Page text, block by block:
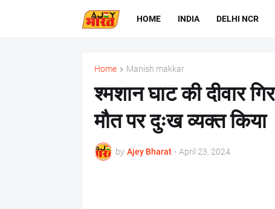
HOME INDIA DELHI NCR
Home Manish makkar
श्मशान घाट की दीवार
मौत पर दुःख व्यक्त किया
by Ajey Bharat - April 23, 2024